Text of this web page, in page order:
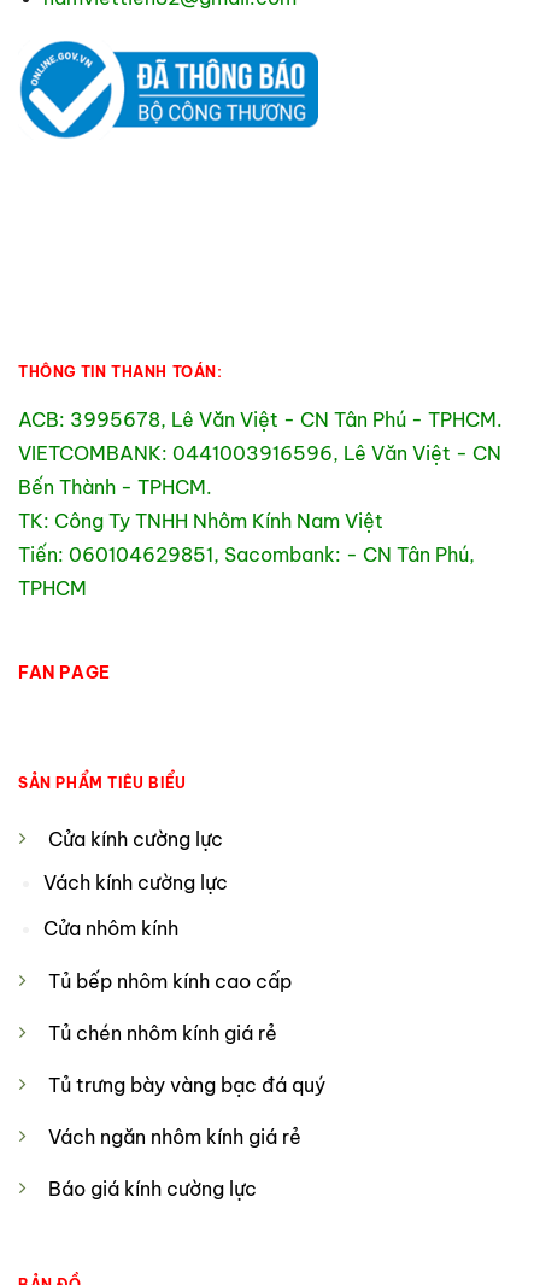
THÔNG TIN THANH TOÁN:
ACB: 3995678, Lê Văn Việt - CN Tân Phú - TPHCM.
VIETCOMBANK: 0441003916596, Lê Văn Việt - CN
Bến Thành - TPHCM.
TK: Công Ty TNHH Nhôm Kính Nam Việt
Tiến: 060104629851, Sacombank: - CN Tân Phú,
TPHCM
FAN PAGE
SẢN PHẨM TIÊU BIỂU
Cửa kính cường lực
Vách kính cường lực
Cửa nhôm kính
Tủ bếp nhôm kính cao cấp
Tủ chén nhôm kính giá rẻ
Tủ trưng bày vàng bạc đá quý
Vách ngăn nhôm kính giá rẻ
Báo giá kính cường lực